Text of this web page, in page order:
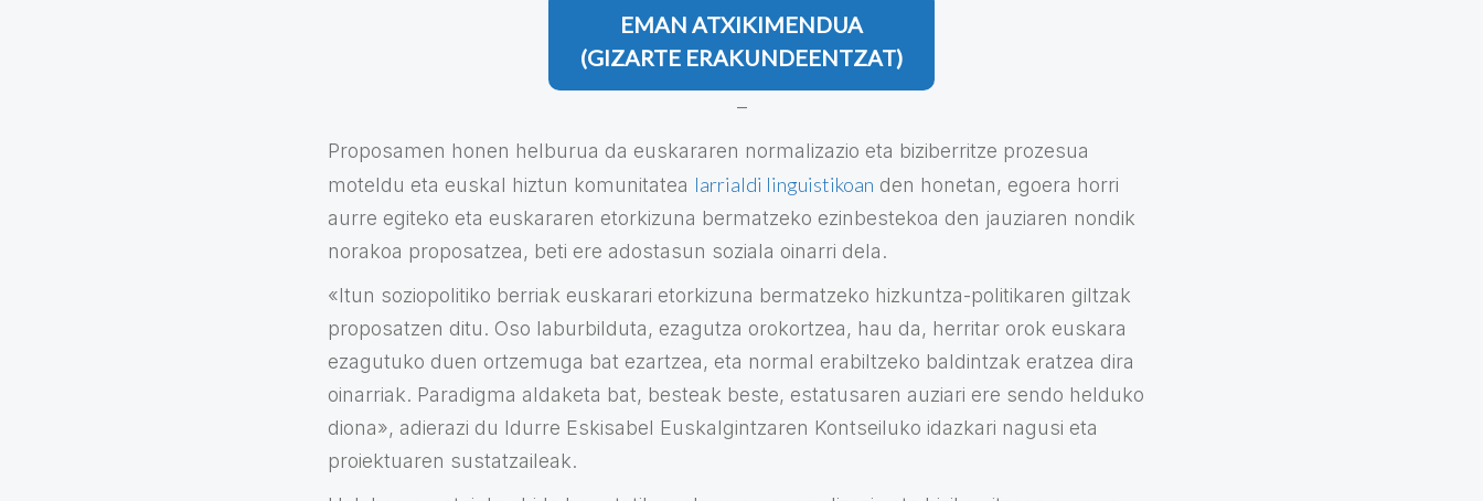
EMAN ATXIKIMENDUA
(GIZARTE ERAKUNDEENTZAT)
–
Proposamen honen helburua da euskararen normalizazio eta biziberritze prozesua
moteldu eta euskal hiztun komunitatea larrialdi linguistikoan den honetan, egoera horri
aurre egiteko eta euskararen etorkizuna bermatzeko ezinbestekoa den jauziaren nondik
norakoa proposatzea, beti ere adostasun soziala oinarri dela.
«Itun soziopolitiko berriak euskarari etorkizuna bermatzeko hizkuntza-politikaren giltzak
proposatzen ditu. Oso laburbilduta, ezagutza orokortzea, hau da, herritar orok euskara
ezagutuko duen ortzemuga bat ezartzea, eta normal erabiltzeko baldintzak eratzea dira
oinarriak. Paradigma aldaketa bat, besteak beste, estatusaren auziari ere sendo helduko
diona», adierazi du Idurre Eskisabel Euskalgintzaren Kontseiluko idazkari nagusi eta
proiektuaren sustatzaileak.